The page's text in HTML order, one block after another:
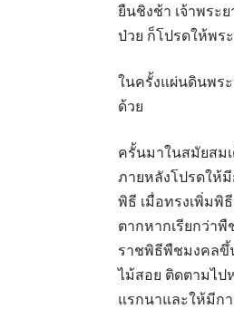
ยืนชิงช้า เจ้าพระ
ป่วย ก็โปรดให้พร
ในครั้งแผ่นดินพระ
ด้วย
ครั้นมาในสมัยสม
ภายหลังโปรดให้
พิธี เมื่อทรงเพิ่มพิ
ตากหากเรียกว่า
ราชพิธีพืชมงคลขึ้
ไม้สอย ติดตามไป
แรกนาและให้มีก